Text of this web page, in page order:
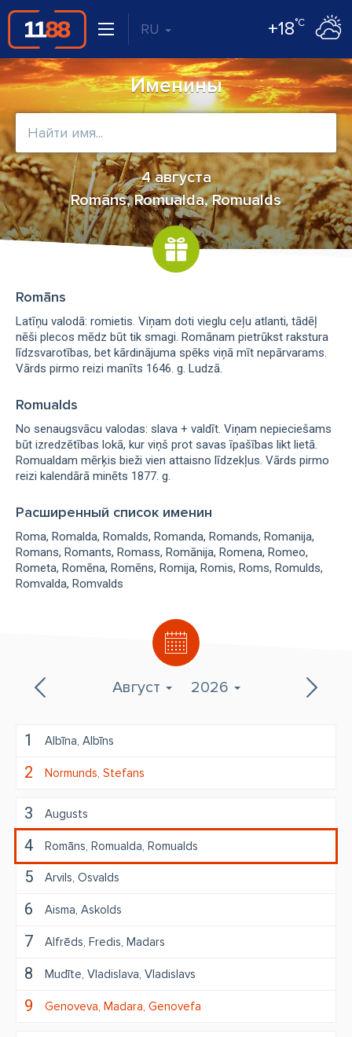
RU +18°C
Именины
4 августа
Romāns, Romualda, Romualds
Август 2026
1 Albīna Albīns
2 Normunds Stefans
3 Augusts
4 Romāns Romualda Romualds
5 Arvils Osvalds
6 Aisma Askolds
7 Alfrēds Fredis Madars
8 Mudīte Vladislava Vladislavs
9 Genoveva Madara Genovefa
Romāns
Latīņu valodā: romietis. Viņam doti vieglu ceļu atlanti, tādēļ
nēši plecos mēdz būt tik smagi. Romānam pietrūkst rakstura
līdzsvarotības, bet kārdinājuma spēks viņā mīt nepārvarams.
Vārds pirmo reizi manīts 1646. g. Ludzā.
Romualds
No senaugsvācu valodas: slava + valdīt. Viņam nepieciešams
būt izredzētības lokā, kur viņš prot savas īpašības likt lietā.
Romualdam mērķis bieži vien attaisno līdzekļus. Vārds pirmo
reizi kalendārā minēts 1877. g.
Расширенный список именин
Roma Romalda Romalds Romanda Romands Romanija
Romans Romants Romass Romānija Romena Romeo
Rometa Romēna Romēns Romija Romis Roms Romulds
Romvalda Romvalds